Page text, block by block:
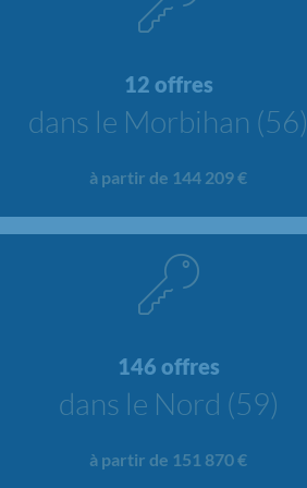
12 offres
dans le Morbihan (56)
à partir de 144 209 €
146 offres
dans le Nord (59)
à partir de 151 870 €